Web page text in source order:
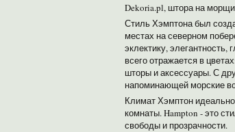
Dekoria.pl, штора на
Стиль Хэмптона был
местах на северном
эклектику,
всего отражается в
шторы и аксессуары. С
напоминающей морские
Климат Хэмптон идеально
комнаты. Hampton - это
свободы и прозрачности.